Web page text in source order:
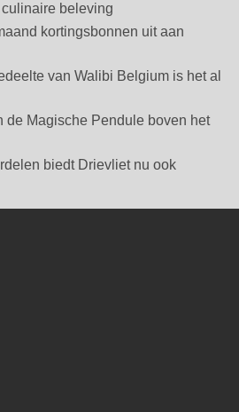
beleving
kortingsbonnen uit aan
van Walibi Belgium is het al
de Magische Pendule boven het
biedt Drievliet nu ook